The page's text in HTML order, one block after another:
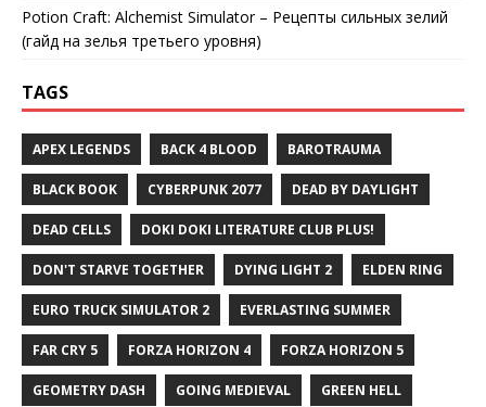
Potion Craft: Alchemist Simulator – Рецепты сильных зелий
(гайд на зелья третьего уровня)
TAGS
APEX LEGENDS BACK 4 BLOOD BAROTRAUMA
BLACK BOOK CYBERPUNK 2077 DEAD BY DAYLIGHT
DEAD CELLS DOKI DOKI LITERATURE CLUB PLUS!
DON'T STARVE TOGETHER DYING LIGHT 2 ELDEN RING
EURO TRUCK SIMULATOR 2 EVERLASTING SUMMER
FAR CRY 5 FORZA HORIZON 4 FORZA HORIZON 5
GEOMETRY DASH GOING MEDIEVAL GREEN HELL